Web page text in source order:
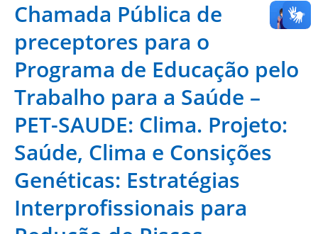
Chamada Pública de
preceptores para o
Programa de Educação pelo
Trabalho para a Saúde –
PET-SAUDE: Clima. Projeto:
Saúde, Clima e Consições
Genéticas: Estratégias
Interprofissionais para